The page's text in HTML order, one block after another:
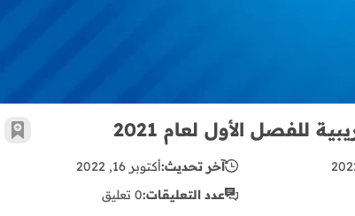
للفصل الأول لعام 2021
آخر تحديث:أكتوبر 16, 2022
عدد التعليقات:0 تعليق